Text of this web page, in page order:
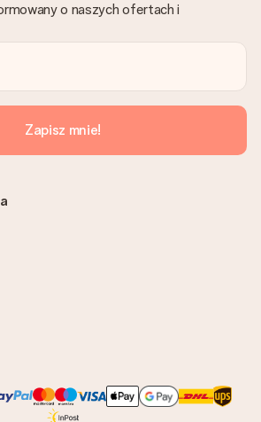
o naszych ofertach i
Zapisz mnie!